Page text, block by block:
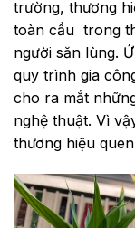
trường, thương
toàn cầu trong
người săn lùng.
quy trình gia
cho ra mắt
nghệ thuật. Vì
thương hiệu